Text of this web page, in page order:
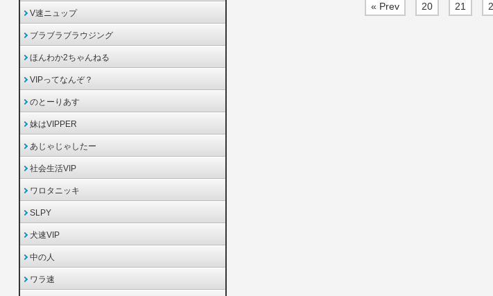
« Prev 20 21
V速ニュップ
ブラブラブラウジング
ほんわか2ちゃんねる
VIPってなんぞ？
のとーりあす
妹はVIPPER
あじゃじゃしたー
社会生活VIP
ワロタニッキ
SLPY
犬速VIP
中の人
ワラ速